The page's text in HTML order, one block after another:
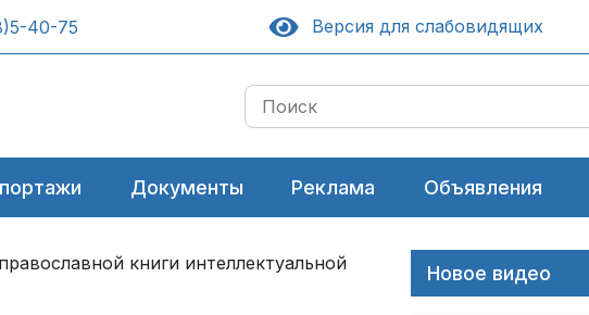
40-75 Версия для слабовидящих
Документы Реклама Объявления
книги интеллектуальной
Новое видео